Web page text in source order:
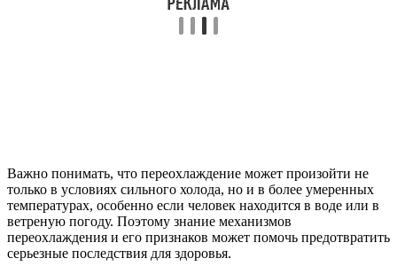
Важно понимать, что переохлаждение может произойти не
только в условиях сильного холода, но и в более умеренных
температурах, особенно если человек находится в воде или в
ветреную погоду. Поэтому знание механизмов
переохлаждения и его признаков может помочь предотвратить
серьезные последствия для здоровья.